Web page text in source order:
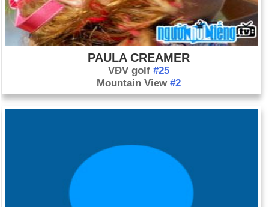
PAULA CREAMER
VĐV golf #25
Mountain View #2